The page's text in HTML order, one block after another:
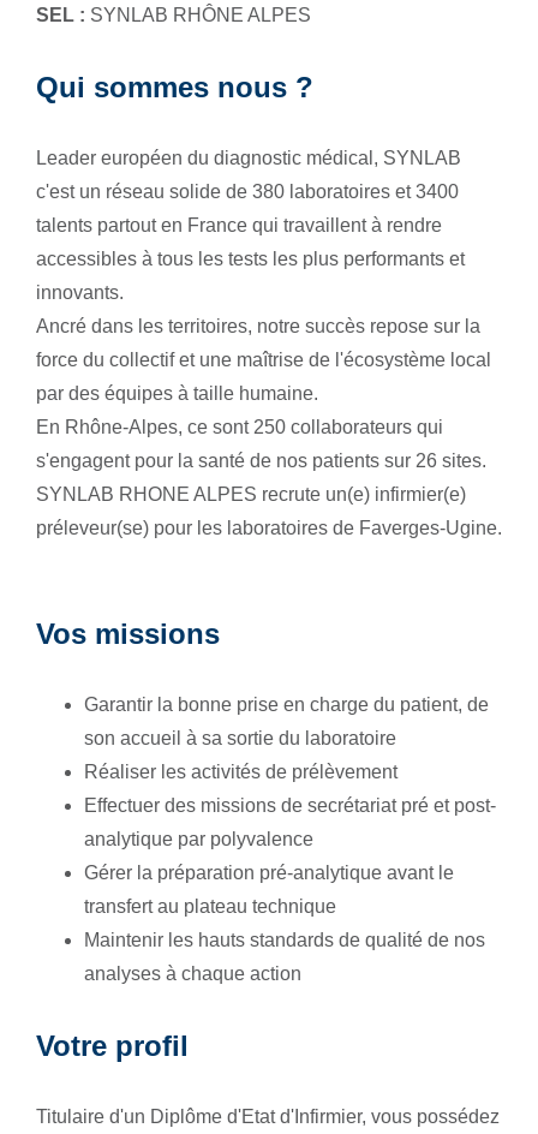
SEL : SYNLAB RHÔNE ALPES
Qui sommes nous ?
Leader européen du diagnostic médical, SYNLAB
c'est un réseau solide de 380 laboratoires et 3400
talents partout en France qui travaillent à rendre
accessibles à tous les tests les plus performants et
innovants.
Ancré dans les territoires, notre succès repose sur la
force du collectif et une maîtrise de l'écosystème local
par des équipes à taille humaine.
En Rhône-Alpes, ce sont 250 collaborateurs qui
s'engagent pour la santé de nos patients sur 26 sites.
SYNLAB RHONE ALPES recrute un(e) infirmier(e)
préleveur(se) pour les laboratoires de Faverges-Ugine.
Vos missions
Garantir la bonne prise en charge du patient, de
son accueil à sa sortie du laboratoire
Réaliser les activités de prélèvement
Effectuer des missions de secrétariat pré et post-
analytique par polyvalence
Gérer la préparation pré-analytique avant le
transfert au plateau technique
Maintenir les hauts standards de qualité de nos
analyses à chaque action
Votre profil
Titulaire d'un Diplôme d'Etat d'Infirmier, vous possédez